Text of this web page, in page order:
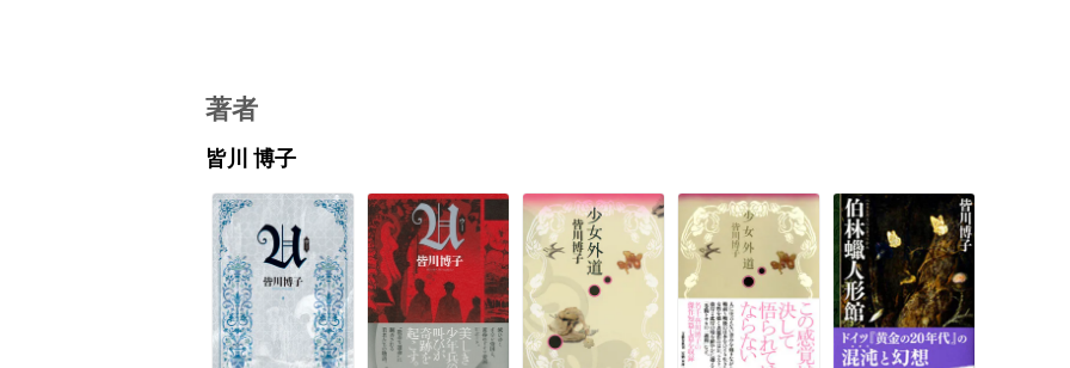
著者
皆川 博子